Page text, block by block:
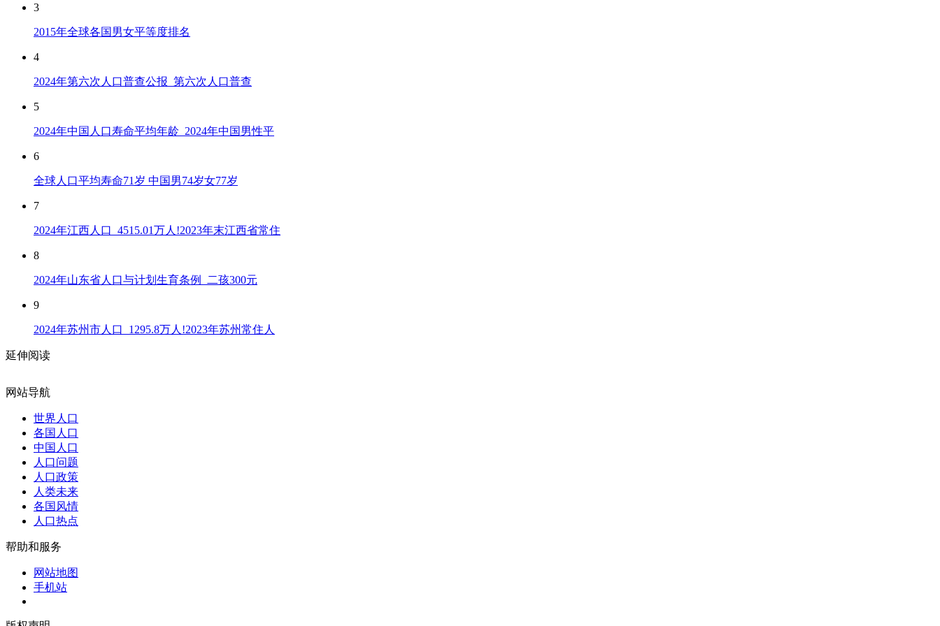
3
2015年全球各国男女平等度排名
4
2024年第六次人口普查公报_第六次人口普查
5
2024年中国人口寿命平均年龄_2024年中国男性平
6
全球人口平均寿命71岁 中国男74岁女77岁
7
2024年江西人口_4515.01万人!2023年末江西省常住
8
2024年山东省人口与计划生育条例_二孩300元
9
2024年苏州市人口_1295.8万人!2023年苏州常住人
延伸阅读
网站导航
世界人口
各国人口
中国人口
人口问题
人口政策
人类未来
各国风情
人口热点
帮助和服务
网站地图
手机站